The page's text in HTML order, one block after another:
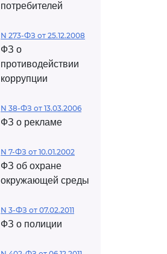
потребителей
N 273-ФЗ от 25.12.2008
ФЗ о
противодействии
коррупции
N 38-ФЗ от 13.03.2006
ФЗ о рекламе
N 7-ФЗ от 10.01.2002
ФЗ об охране
окружающей среды
N 3-ФЗ от 07.02.2011
ФЗ о полиции